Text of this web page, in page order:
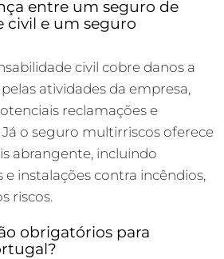
entre um seguro de
civil e um seguro
civil cobre danos a
atividades da empresa,
reclamações e
Já o seguro multirriscos oferece
abrangente, incluindo
instalações contra incêndios,
riscos.
obrigatórios para